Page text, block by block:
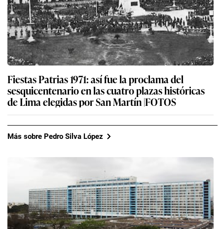
Fiestas Patrias 1971: así fue la proclama del
sesquicentenario en las cuatro plazas históricas
de Lima elegidas por San Martín |FOTOS
Más sobre Pedro Silva López